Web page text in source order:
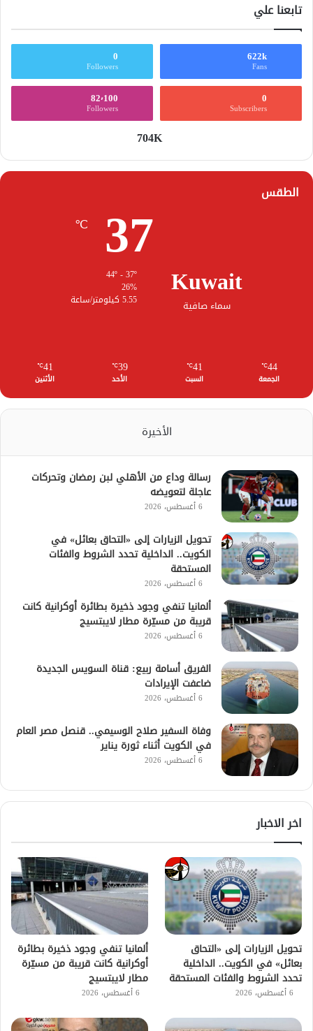
تابعنا علي
622k
Fans
0
Followers
0
Subscribers
82٬100
Followers
704K
الطقس
Kuwait
سماء صافية
37
℃
26%
5.55 كيلومتر/ساعة
44
℃
الجمعة
41
℃
السبت
39
℃
الأحد
41
℃
الأثنين
الأخيرة
رسالة وداع من الأهلي لبن رمضان وتحركات
عاجلة لتعويضه
6 أغسطس، 2026
تحويل الزيارات إلى «التحاق بعائل» في
الكويت.. الداخلية تحدد الشروط والفئات
المستحقة
6 أغسطس، 2026
ألمانيا تنفي وجود ذخيرة بطائرة أوكرانية كانت
قريبة من مسيّرة مطار لايبتسيج
6 أغسطس، 2026
الفريق أسامة ربيع: قناة السويس الجديدة
ضاعفت الإيرادات
6 أغسطس، 2026
وفاة السفير صلاح الوسيمي.. قنصل مصر العام
في الكويت أثناء ثورة يناير
6 أغسطس، 2026
اخر الاخبار
تحويل الزيارات إلى «التحاق
بعائل» في الكويت.. الداخلية
تحدد الشروط والفئات المستحقة
6 أغسطس، 2026
ألمانيا تنفي وجود ذخيرة بطائرة
أوكرانية كانت قريبة من مسيّرة
مطار لايبتسيج
6 أغسطس، 2026